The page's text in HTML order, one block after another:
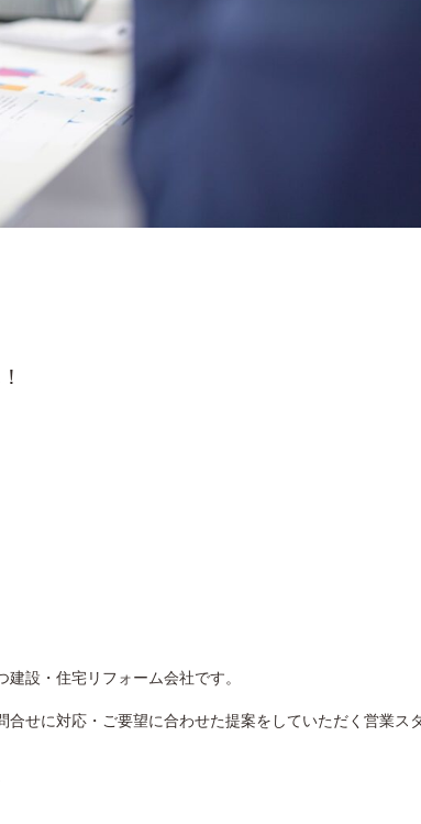
設・住宅リフォーム会社です。
せに対応・ご要望に合わせた提案をしていただく営業ス